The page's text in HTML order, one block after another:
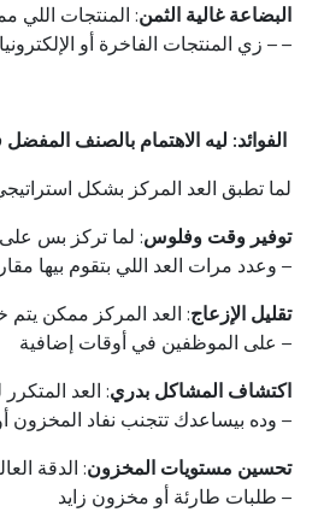
.البضاعة غالية الثمن: المنتجات اللي
– زي المنتجات الفاخرة أو الإلكترونيات –
الفوائد: ليه الاهتمام بالصنف المفضل
: لما تطبق العد المركز بشكل
.توفير وقت وفلوس: لما تركز بس على
وعدد مرات العد اللي بتقوم بيها
–
.تقليل الإزعاج: العد المركز ممكن يتم
على الموظفين في أوقات إضافية
–
.اكتشاف المشاكل بدري: العد المتكرر
وده بيساعدك تتجنب نفاد المخزون
–
.تحسين مستويات المخزون: الدقة
طلبات طارئة أو مخزون زايد –